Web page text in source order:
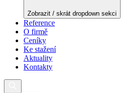
Zobrazit / skrát dropdown sekci
Reference
O firmě
Ceníky
Ke stažení
Aktuality
Kontakty